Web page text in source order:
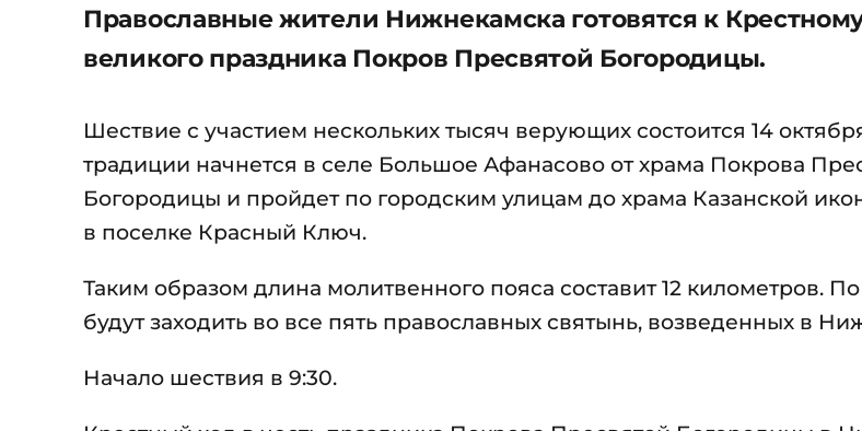
Православные жители Нижнекамска готовятся к
великого праздника Покров Пресвятой Богородицы.
Шествие с участием нескольких тысяч верующих состоится 14
традиции начнется в селе Большое Афанасово от храма Покрова
Богородицы и пройдет по городским улицам до храма Казанской
в поселке Красный Ключ.
Таким образом длина молитвенного пояса составит 12 километров.
будут заходить во все пять православных святынь, возведенных в
Начало шествия в 9:30.